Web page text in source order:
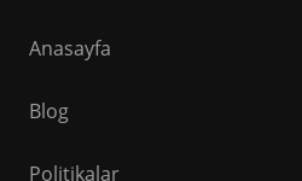
Anasayfa
Blog
Politikalar